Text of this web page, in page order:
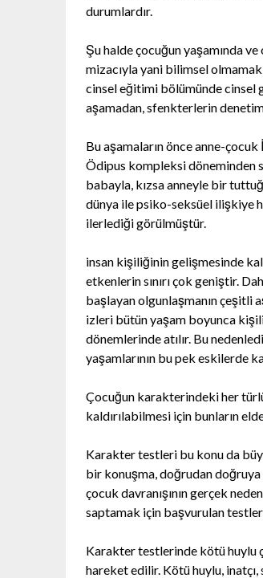
durumlardır.
Şu halde çocuğun yaşamında
mizacıyla yani bilimsel
cinsel eğitimi bölümünde cinsel
aşamadan, sfenkterlerin
Bu aşamaların önce anne-
Ödipus kompleksi döneminden
babayla, kızsa anneyle bir
dünya ile psiko-seksüel ilişkiye
ilerlediği görülmüştür.
insan kişiliğinin gelişmesinde
etkenlerin sınırı çok geniştir.
başlayan olgunlaşmanın çeşitli
izleri bütün yaşam boyunca
dönemlerinde atılır. Bu
yaşamlarının bu pek eskilerde
Çocuğun karakterindeki her
kaldırılabilmesi için bunların
Karakter testleri bu konu da
bir konuşma, doğrudan
çocuk davranışının gerçek
saptamak için başvurulan
Karakter testlerinde kötü huylu
hareket edilir. Kötü huylu,